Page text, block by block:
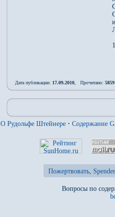
Дата публикации: 17.09.2010, Прочитано: 5859
О Рудольфе Штейнере · Содержание
Пожертвовать,
Вопросы по